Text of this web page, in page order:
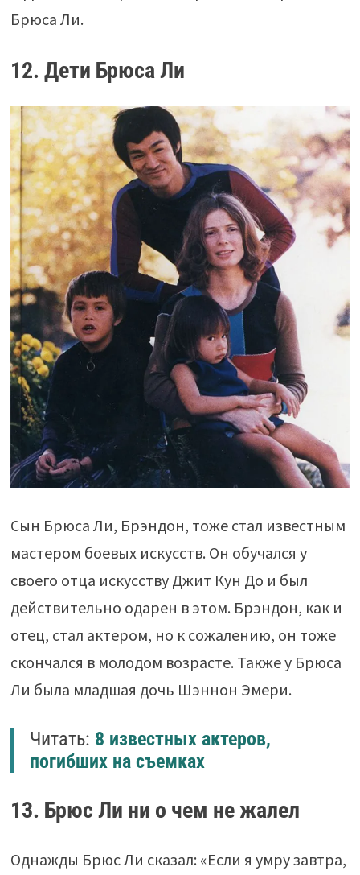
Брюса Ли.
12. Дети Брюса Ли
Сын Брюса Ли, Брэндон, тоже стал известным
мастером боевых искусств. Он обучался у
своего отца искусству Джит Кун До и был
действительно одарен в этом. Брэндон, как и
отец, стал актером, но к сожалению, он тоже
скончался в молодом возрасте. Также у Брюса
Ли была младшая дочь Шэннон Эмери.
Читать: 8 известных актеров,
погибших на съемках
13. Брюс Ли ни о чем не жалел
Однажды Брюс Ли сказал: «Если я умру завтра,